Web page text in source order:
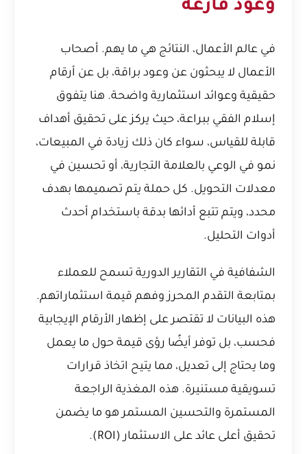
وعود فارغة
في عالم الأعمال، النتائج هي ما يهم. أصحاب
الأعمال لا يبحثون عن وعود براقة، بل عن أرقام
حقيقية وعوائد استثمارية واضحة. هنا يتفوق
إسلام الفقي ببراعة، حيث يركز على تحقيق أهداف
قابلة للقياس، سواء كان ذلك زيادة في المبيعات،
نمو في الوعي بالعلامة التجارية، أو تحسين في
معدلات التحويل. كل حملة يتم تصميمها بهدف
محدد، ويتم تتبع أدائها بدقة باستخدام أحدث
أدوات التحليل.
الشفافية في التقارير الدورية تسمح للعملاء
بمتابعة التقدم المحرز وفهم قيمة استثماراتهم.
هذه البيانات لا تقتصر على إظهار الأرقام الإيجابية
فحسب، بل توفر أيضًا رؤى قيمة حول ما يعمل
وما يحتاج إلى تعديل، مما يتيح اتخاذ قرارات
تسويقية مستنيرة. هذه المغذية الراجعة
المستمرة والتحسين المستمر هو ما يضمن
تحقيق أعلى عائد على الاستثمار (ROI).